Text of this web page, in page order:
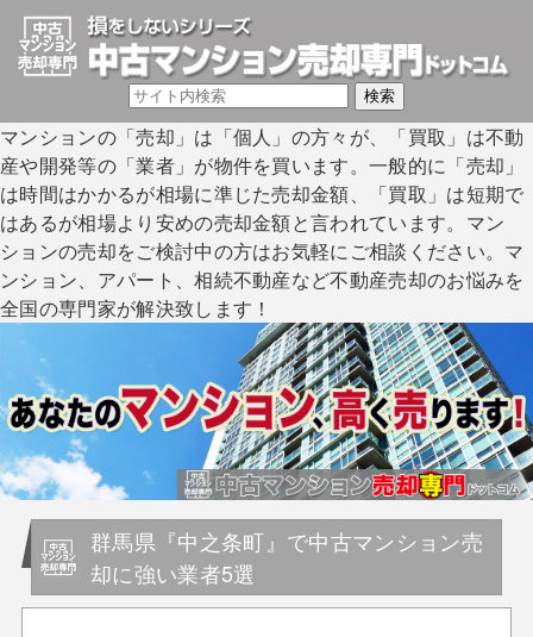
マンションの「売却」は「個人」の方々が、「買取」は不動
産や開発等の「業者」が物件を買います。一般的に「売却」
は時間はかかるが相場に準じた売却金額、「買取」は短期で
はあるが相場より安めの売却金額と言われています。マン
ションの売却をご検討中の方はお気軽にご相談ください。マ
ンション、アパート、相続不動産など不動産売却のお悩みを
全国の専門家が解決致します！
群馬県『中之条町』で中古マンション売
却に強い業者5選